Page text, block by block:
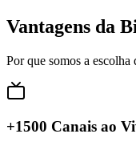
Vantagens da
Por que somos a
+1500 Canais ao